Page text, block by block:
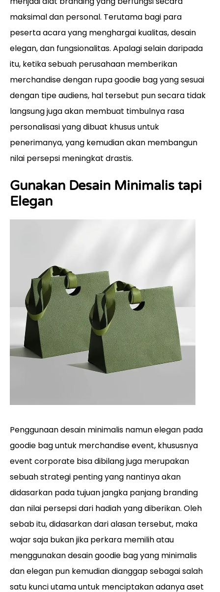
maksimal dan personal. Terutama bagi para
peserta acara yang menghargai kualitas, desain
elegan, dan fungsionalitas. Apalagi selain daripada
itu, ketika sebuah perusahaan memberikan
merchandise dengan rupa goodie bag yang sesuai
dengan tipe audiens, hal tersebut pun secara tidak
langsung juga akan membuat timbulnya rasa
personalisasi yang dibuat khusus untuk
penerimanya, yang kemudian akan membangun
nilai persepsi meningkat drastis.
Gunakan Desain Minimalis tapi
Elegan
Penggunaan desain minimalis namun elegan pada
goodie bag untuk merchandise event, khususnya
event corporate bisa dibilang juga merupakan
sebuah strategi penting yang nantinya akan
didasarkan pada tujuan jangka panjang branding
dan nilai persepsi dari hadiah yang diberikan. Oleh
sebab itu, didasarkan dari alasan tersebut, maka
wajar saja bukan jika perkara memilih atau
menggunakan desain goodie bag yang minimalis
dan elegan pun kemudian dianggap sebagai salah
satu kunci utama untuk menciptakan adanya aset